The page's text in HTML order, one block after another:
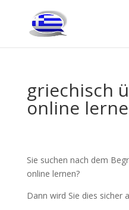
griechisch
online
Sie suchen nach dem
online lernen?
Dann wird Sie dies sicher